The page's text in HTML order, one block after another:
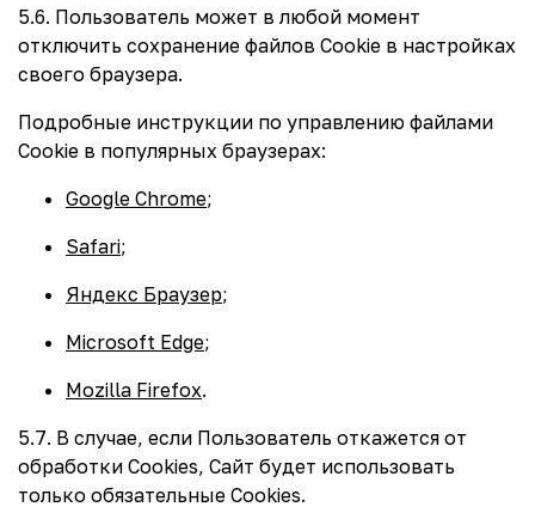
5.6. Пользователь может в любой момент
отключить сохранение файлов Cookie в настройках
своего браузера.
Подробные инструкции по управлению файлами
Cookie в популярных браузерах:
Google Chrome;
Safari;
Яндекс Браузер;
Microsoft Edge;
Mozilla Firefox.
5.7. В случае, если Пользователь откажется от
обработки Сookies, Сайт будет использовать
только обязательные Cookies.